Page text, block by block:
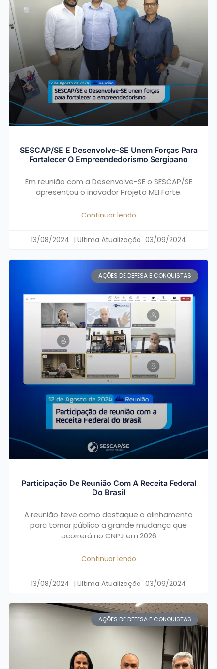
SESCAP/SE E Desenvolve-SE Unem Forças Para
Fortalecer O Empreendedorismo Sergipano
Em reunião com a Desenvolve-SE o SESCAP/SE
apresentou o inovador Projeto MEI Forte.
Continuar lendo
13/08/2024 03/09/2024
AÇÕES DE DEFESA E CONQUISTAS
Participação De Reunião Com A Receita Federal
Do Brasil
A reunião teve como destaque o alinhamento
para tornar público a grande mudança que
ocorrerá no CNPJ em 2026
Continuar lendo
13/08/2024 03/09/2024
AÇÕES DE DEFESA E CONQUISTAS